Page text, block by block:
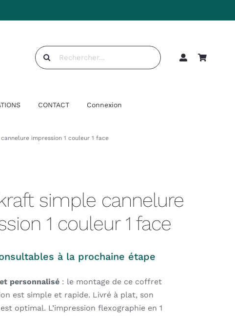
Rechercher:
CONTACT Connexion
impression 1 couleur 1 face
simple cannelure
1 couleur 1 face
à la prochaine étape
personnalisé : le montage de ce coffret
est simple et rapide. Livré à plat, son
optimal. L’impression flexographie en 1